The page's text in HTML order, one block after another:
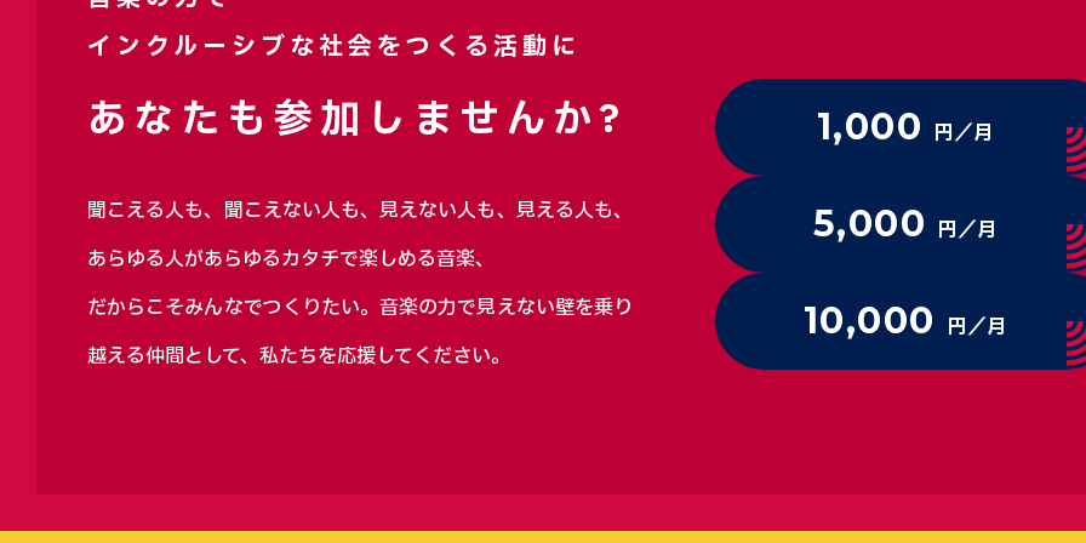
インクルーシブな社会をつくる活動に
あなたも参加しませんか?
聞こえる人も、聞こえない人も、見えない人も、見える人も、
あらゆる人があらゆるカタチで楽しめる音楽、
だからこそみんなでつくりたい。音楽の力で見えない壁を乗り
越える仲間として、私たちを応援してください。
1,000 円／月
5,000 円／月
10,000 円／月